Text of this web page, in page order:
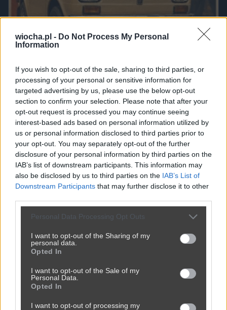
wiocha.pl - Do Not Process My Personal
Information
If you wish to opt-out of the sale, sharing to third parties, or
processing of your personal or sensitive information for
targeted advertising by us, please use the below opt-out
section to confirm your selection. Please note that after your
opt-out request is processed you may continue seeing
interest-based ads based on personal information utilized by
us or personal information disclosed to third parties prior to
your opt-out. You may separately opt-out of the further
disclosure of your personal information by third parties on the
IAB’s list of downstream participants. This information may
also be disclosed by us to third parties on the IAB’s List of
Downstream Participants that may further disclose it to other
Personal Data Processing Opt Outs
I want to opt-out of the Sharing of my
personal data.
Opted In
I want to opt-out of the Sale of my
Personal Data.
Opted In
I want to opt-out of processing my
To patologiczne toczydełko zmotoryzowało PRL
1340 3 Motowiocha